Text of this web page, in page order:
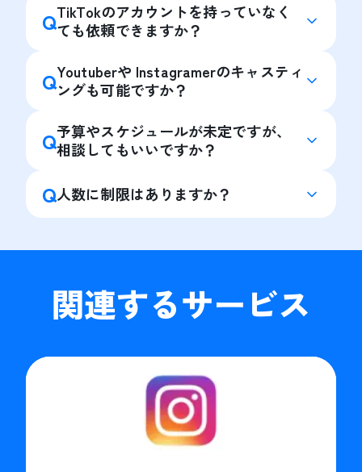
QTikTokのアカウントを持っていなく
ても依頼できますか？
QYoutuberや Instagramerのキャスティ
ングも可能ですか？
Q予算やスケジュールが未定ですが、
相談してもいいですか？
Q人数に制限はありますか？
関連するサービス